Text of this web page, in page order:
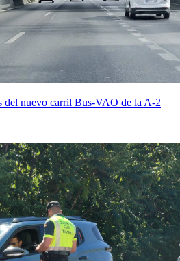
del nuevo carril Bus-VAO de la A-2